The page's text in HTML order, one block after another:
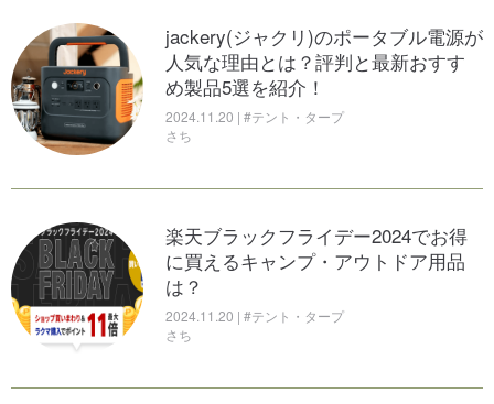
jackery(ジャクリ)のポータブル電源が
人気な理由とは？評判と最新おすす
め製品5選を紹介！
2024.11.20 | #テント・タープ
さち
楽天ブラックフライデー2024でお得
に買えるキャンプ・アウトドア用品
は？
2024.11.20 | #テント・タープ
さち